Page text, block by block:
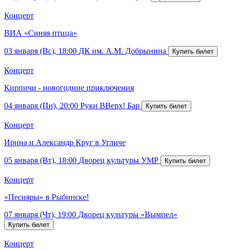
Концерт
ВИА «Синяя птица»
03 января (Вс), 18:00 ДК им. А.М. Добрынина
Концерт
Кирпичи - новогодние приключения
04 января (Пн), 20:00 Руки ВВерх! Бар
Концерт
Ирина и Александр Круг в Угличе
05 января (Вт), 18:00 Дворец культуры УМР
Концерт
«Песняры» в Рыбинске!
07 января (Чт), 19:00 Дворец культуры «Вымпел»
Концерт